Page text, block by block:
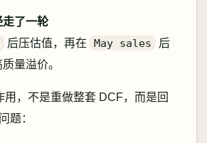
走了一轮
后压估值，再在 May sales
后
量溢价。
用，不是重做整套 DCF，而是回
题：